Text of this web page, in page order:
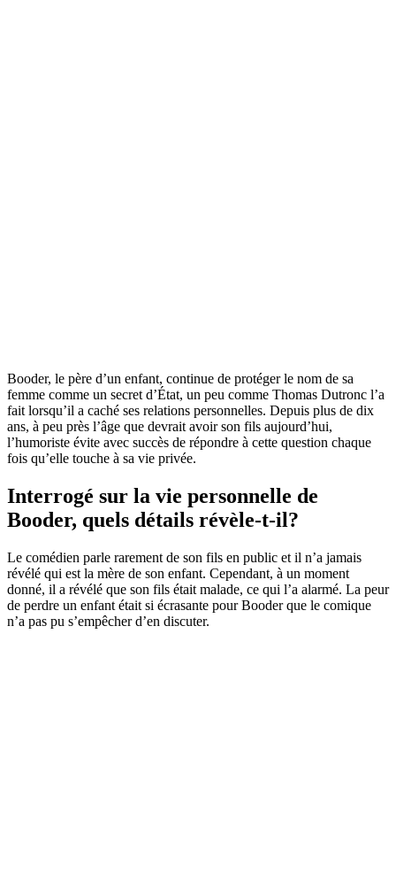
Booder, le père d’un enfant, continue de protéger le nom de sa
femme comme un secret d’État, un peu comme Thomas Dutronc l’a
fait lorsqu’il a caché ses relations personnelles. Depuis plus de dix
ans, à peu près l’âge que devrait avoir son fils aujourd’hui,
l’humoriste évite avec succès de répondre à cette question chaque
fois qu’elle touche à sa vie privée.
Interrogé sur la vie personnelle de
Booder, quels détails révèle-t-il?
Le comédien parle rarement de son fils en public et il n’a jamais
révélé qui est la mère de son enfant. Cependant, à un moment
donné, il a révélé que son fils était malade, ce qui l’a alarmé. La peur
de perdre un enfant était si écrasante pour Booder que le comique
n’a pas pu s’empêcher d’en discuter.